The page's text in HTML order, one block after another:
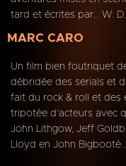
tard et écrites par… W.
MARC CARO
Un film bien foutriquet
débridée des serials et
fait du rock & roll et des
tripotée d’acteurs avec
John Lithgow, Jeff
Lloyd en John